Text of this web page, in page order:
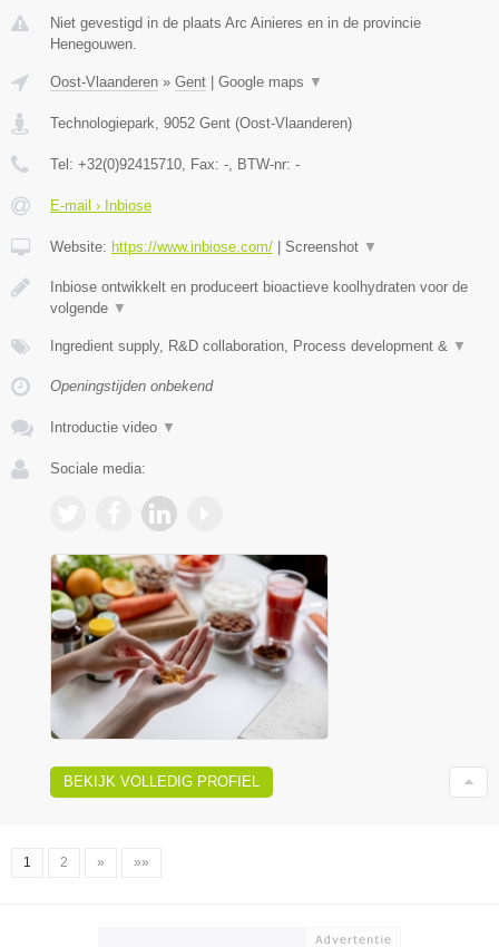
Niet gevestigd in de plaats Arc Ainieres en in de provincie
Henegouwen.
Oost-Vlaanderen » Gent Google maps ▼
Technologiepark 9052 Gent (Oost-Vlaanderen)
Tel: +32(0)92415710 , Fax: - , BTW-nr: -
E-mail › Inbiose
Website: https://www.inbiose.com/ Screenshot ▼
Inbiose ontwikkelt en produceert bioactieve koolhydraten voor de
volgende ▼
Ingredient supply, R&D collaboration, Process development & ▼
Openingstijden onbekend
Introductie video ▼
Sociale media:
BEKIJK VOLLEDIG PROFIEL
1 2 » »»